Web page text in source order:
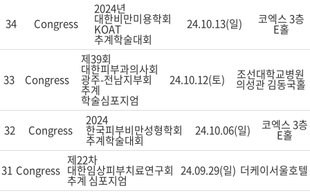
34 Congress
2024년
대한비만미용학회
KOAT
추계학술대회
24.10.13(일) 코엑스 3층
E홀
33 Congress
제39회
대한피부과의사회
광주-전남지부회
추계
학술심포지엄
24.10.12(토) 조선대학교병원
의성관 김동국홀
32 Congress
2024
한국피부비만성형학회
추계학술대회
24.10.06(일) 코엑스 3층
E홀
31 Congress
제22차
대한임상피부치료연구회
추계 심포지엄
24.09.29(일) 더케이서울호텔